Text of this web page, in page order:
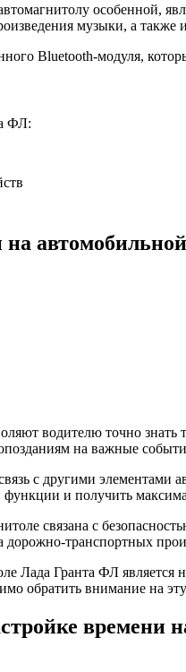
особенной,
музыки, а
Bluetooth-модуля,
ФЛ:
водителю точно
на важные
с другими элементами
функции и получить
связана с
транспортных
Лада Гранта ФЛ
обратить внимание на